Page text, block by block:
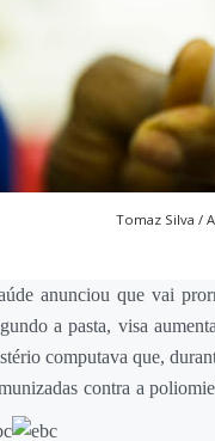
Tomaz Silva /
anunciou que vai
a pasta, visa
computava que,
contra a